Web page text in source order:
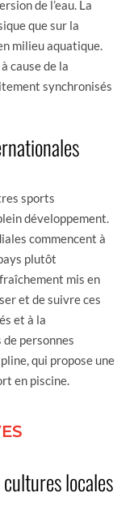
de l’eau. La
que sur la
milieu aquatique.
cause de la
synchronisés
sports
développement.
commencent à
plutôt
mis en
et de suivre ces
et à la
personnes
qui propose une
en piscine.
locales